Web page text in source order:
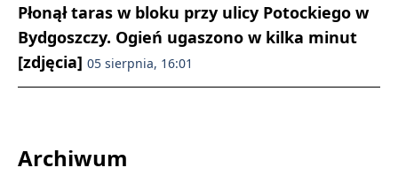
Płonął taras w bloku przy ulicy Potockiego w
Bydgoszczy. Ogień ugaszono w kilka minut
[zdjęcia] 05 sierpnia, 16:01
Archiwum